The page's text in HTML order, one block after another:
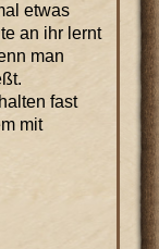
etwas
an ihr lernt
man
fast
mit